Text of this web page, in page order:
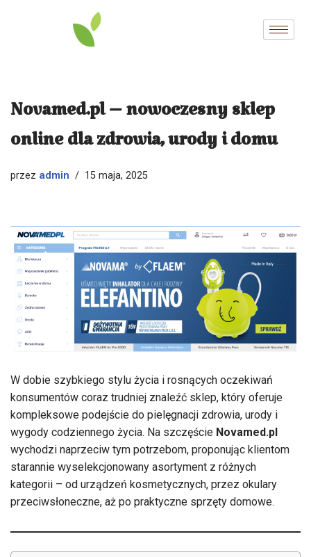
Novamed.pl – nowoczesny sklep
online dla zdrowia, urody i domu
przez admin 15 maja, 2025
W dobie szybkiego stylu życia i rosnących oczekiwań
konsumentów coraz trudniej znaleźć sklep, który oferuje
kompleksowe podejście do pielęgnacji zdrowia, urody i
wygody codziennego życia. Na szczęście Novamed.pl
wychodzi naprzeciw tym potrzebom, proponując klientom
starannie wyselekcjonowany asortyment z różnych
kategorii – od urządzeń kosmetycznych, przez okulary
przeciwsłoneczne, aż po praktyczne sprzęty domowe.